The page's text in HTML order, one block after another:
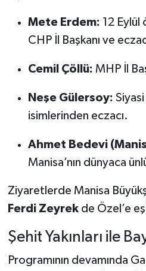
Mete Erdem: 12 Eylül
CHP İl Başkanı ve
Cemil Çöllü: MHP İl
Neşe Gülersoy:
isimlerinden eczacı.
Ahmet Bedevi
Manisa’nın dünyaca
Ziyaretlerde Manisa
Ferdi Zeyrekde Özel’e
Şehit Yakınları ile
Programının devamında